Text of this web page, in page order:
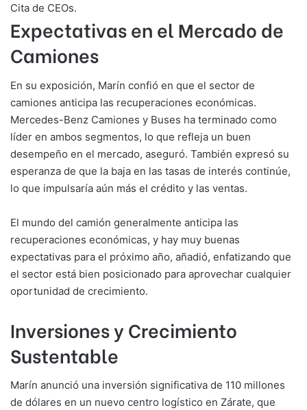
Cita de CEOs.
Expectativas en el Mercado de
Camiones
En su exposición, Marín confió en que el sector de
camiones anticipa las recuperaciones económicas.
Mercedes-Benz Camiones y Buses ha terminado como
líder en ambos segmentos, lo que refleja un buen
desempeño en el mercado, aseguró. También expresó su
esperanza de que la baja en las tasas de interés continúe,
lo que impulsaría aún más el crédito y las ventas.
El mundo del camión generalmente anticipa las
recuperaciones económicas, y hay muy buenas
expectativas para el próximo año, añadió, enfatizando que
el sector está bien posicionado para aprovechar cualquier
oportunidad de crecimiento.
Inversiones y Crecimiento
Sustentable
Marín anunció una inversión significativa de 110 millones
de dólares en un nuevo centro logístico en Zárate, que